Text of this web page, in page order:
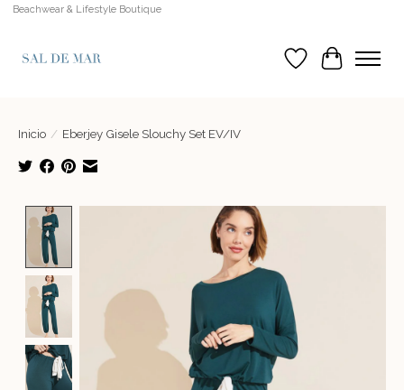
Beachwear & Lifestyle Boutique
Lista de deseos
Cesta
Inicio / Eberjey Gisele Slouchy Set EV/IV
Product image slideshow Items